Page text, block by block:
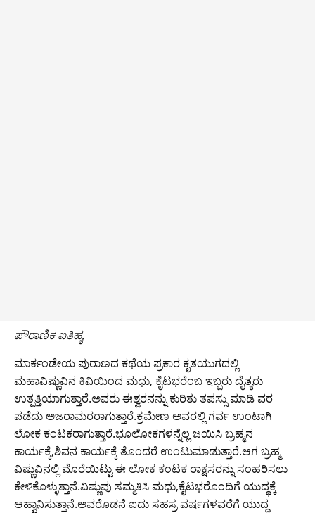
ಪೌರಾಣಿಕ ಐತಿಹ್ಯ
ಮಾರ್ಕಂಡೇಯ ಪುರಾಣದ ಕಥೆಯ ಪ್ರಕಾರ ಕೃತಯುಗದಲ್ಲಿ
ಮಹಾವಿಷ್ಣುವಿನ ಕಿವಿಯಿಂದ ಮಧು, ಕೈಟಭರೆಂಬ ಇಬ್ಬರು ದೈತ್ಯರು
ಉತ್ಪತ್ತಿಯಾಗುತ್ತಾರೆ.ಅವರು ಈಶ್ವರನನ್ನು ಕುರಿತು ತಪಸ್ಸು ಮಾಡಿ ವರ
ಪಡೆದು ಅಜರಾಮರರಾಗುತ್ತಾರೆ.ಕ್ರಮೇಣ ಅವರಲ್ಲಿ ಗರ್ವ ಉಂಟಾಗಿ
ಲೋಕ ಕಂಟಕರಾಗುತ್ತಾರೆ.ಭೂಲೋಕಗಳನ್ನೆಲ್ಲ ಜಯಿಸಿ ಬ್ರಹ್ಮನ
ಕಾರ್ಯಕ್ಕೆ,ಶಿವನ ಕಾರ್ಯಕ್ಕೆ ತೊಂದರೆ ಉಂಟುಮಾಡುತ್ತಾರೆ.ಆಗ ಬ್ರಹ್ಮ
ವಿಷ್ಣುವಿನಲ್ಲಿ ಮೊರೆಯಿಟ್ಟು ಈ ಲೋಕ ಕಂಟಕ ರಾಕ್ಷಸರನ್ನು ಸಂಹರಿಸಲು
ಕೇಳಿಕೊಳ್ಳುತ್ತಾನೆ.ವಿಷ್ಣುವು ಸಮ್ಮತಿಸಿ ಮಧು,ಕೈಟಭರೊಂದಿಗೆ ಯುದ್ಧಕ್ಕೆ
ಆಹ್ವಾನಿಸುತ್ತಾನೆ.ಅವರೊಡನೆ ಐದು ಸಹಸ್ರ ವರ್ಷಗಳವರೆಗೆ ಯುದ್ಧ